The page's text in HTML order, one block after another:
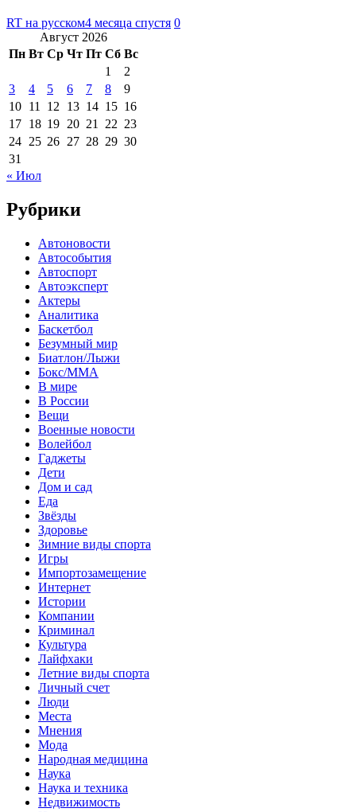
RT на русском4 месяца спустя 0
Август 2026
Пн Вт Ср Чт Пт Сб Вс
1
2
3
4 5 6 7 8
9
10 11 12 13 14 15 16
17 18 19 20 21 22 23
24 25 26 27 28 29 30
31
« Июл
Рубрики
Автоновости
Автособытия
Автоспорт
Автоэксперт
Актеры
Аналитика
Баскетбол
Безумный мир
Биатлон/Лыжи
Бокс/MMA
В мире
В России
Вещи
Военные новости
Волейбол
Гаджеты
Дети
Дом и сад
Еда
Звёзды
Здоровье
Зимние виды спорта
Игры
Импортозамещение
Интернет
Истории
Компании
Криминал
Культура
Лайфхаки
Летние виды спорта
Личный счет
Люди
Места
Мнения
Мода
Народная медицина
Наука
Наука и техника
Недвижимость